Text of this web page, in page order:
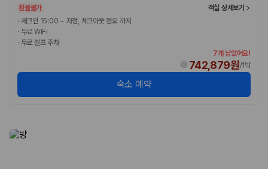
다. 카모아는 제주 렌트카 가격뿐 아니라 일반자차, 완전자차, 슈퍼자차 조
건을 함께 확인할 수 있도록 돕습니다.
일반자차:
완전자차: 보상 한도 내에서 면책금 부담이 줄어드는 보험 조건입니
슈퍼자차:더 높은 보장 조건을 원하는 사용자에게 적합합니다.
2000만 고객이 선택한 렌트카 가격비교 플랫폼
격비교 플랫폼입니다.
환불불가
객실 상세보기
· 체크인 15:00 ~ 자정, 체크아웃 정오 까지
· 무료 WiFi
· 무료 셀프 주차
7개 남았어요!
742,879원/1박
숙소 예약